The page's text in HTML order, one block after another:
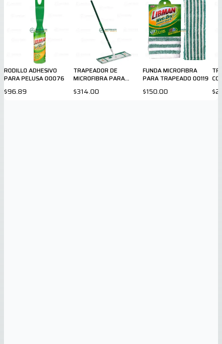
RODILLO ADHESIVO
PARA PELUSA 00076
$96.89
TRAPEADOR DE
MICROFIBRA PARA
$314.00
FUNDA MICROFIBRA
PARA TRAPEADO 00119
$150.00